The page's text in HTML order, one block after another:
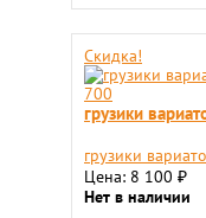
Скидка!
грузики
грузики
Цена: 8 100 ₽
Нет в наличии